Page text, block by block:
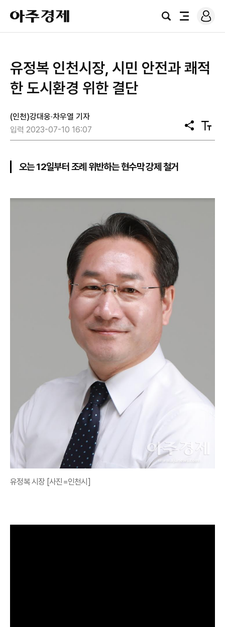
아
주
경
검
전
로
그
유정복 인천시장, 시민 안전과 쾌적
한 도시환경 위한 결단
(인천)강대웅·차우열 기자
입력 2023-07-10 16:07
공
유
텍
스
오는 12일부터 조례 위반하는 현수막 강제 철거
유정복 시장 [사진=인천시]